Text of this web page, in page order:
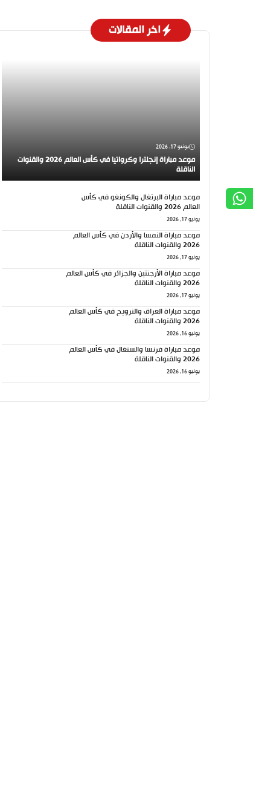
اخر المقالات
يونيو 17, 2026
موعد مباراة إنجلترا وكرواتيا في كأس العالم 2026 والقنوات
الناقلة
موعد مباراة البرتغال والكونغو في كأس
العالم 2026 والقنوات الناقلة
يونيو 17, 2026
موعد مباراة النمسا والأردن في كأس العالم
2026 والقنوات الناقلة
يونيو 17, 2026
موعد مباراة الأرجنتين والجزائر في كأس العالم
2026 والقنوات الناقلة
يونيو 17, 2026
موعد مباراة العراق والنرويج في كأس العالم
2026 والقنوات الناقلة
يونيو 16, 2026
موعد مباراة فرنسا والسنغال في كأس العالم
2026 والقنوات الناقلة
يونيو 16, 2026